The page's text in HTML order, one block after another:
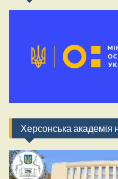
Херсонська академія